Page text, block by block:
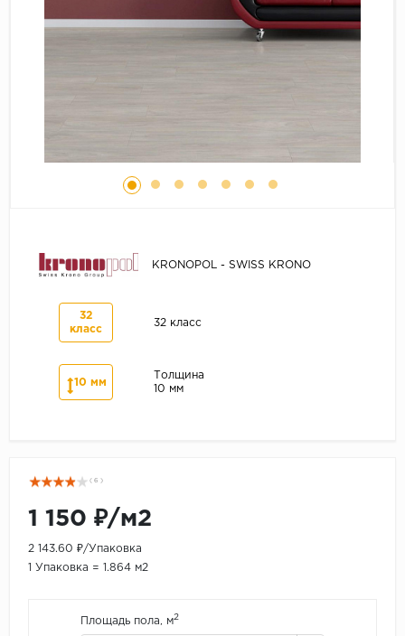
Серый
Австрия
KRONOPOL - SWISS KRONO
32
класс
32 класс
10 мм
Толщина
10 мм
( 6 )
1 150 ₽/м2
2 143.60 ₽/Упаковка
1 Упаковка = 1.864 м2
Площадь пола, м2